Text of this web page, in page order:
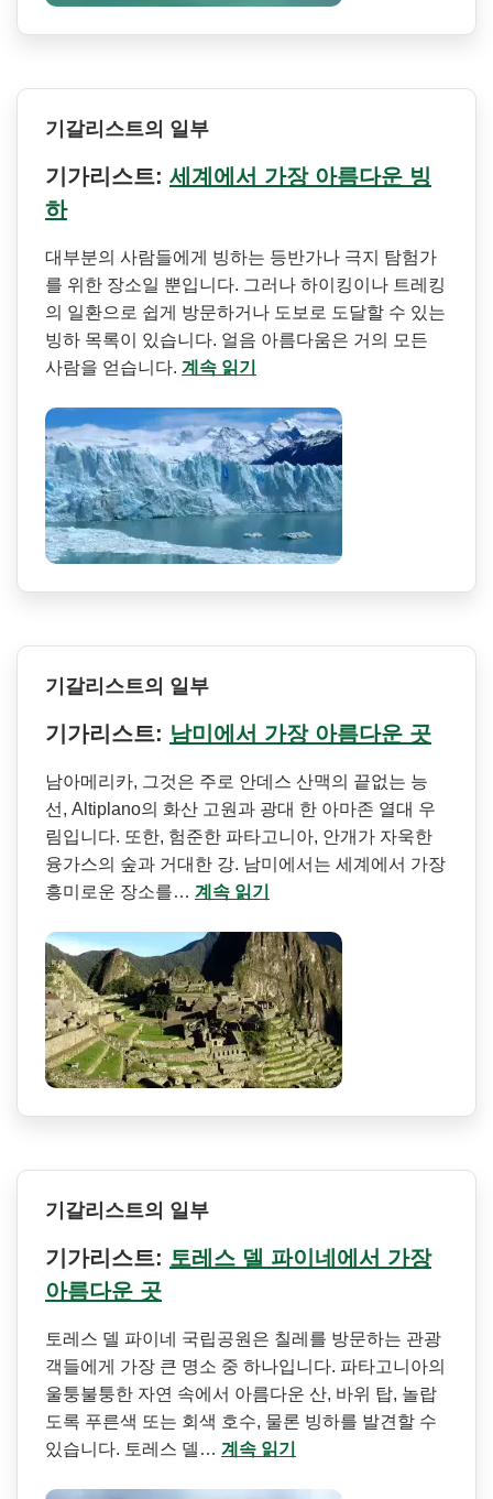
기갈리스트의 일부
기가리스트: 세계에서 가장 아름다운 빙
하
대부분의 사람들에게 빙하는 등반가나 극지 탐험가
를 위한 장소일 뿐입니다. 그러나 하이킹이나 트레킹
의 일환으로 쉽게 방문하거나 도보로 도달할 수 있는
빙하 목록이 있습니다. 얼음 아름다움은 거의 모든
사람을 얻습니다. 계속 읽기
기갈리스트의 일부
기가리스트: 남미에서 가장 아름다운 곳
남아메리카, 그것은 주로 안데스 산맥의 끝없는 능
선, Altiplano의 화산 고원과 광대 한 아마존 열대 우
림입니다. 또한, 험준한 파타고니아, 안개가 자욱한
융가스의 숲과 거대한 강. 남미에서는 세계에서 가장
흥미로운 장소를… 계속 읽기
기갈리스트의 일부
기가리스트: 토레스 델 파이네에서 가장
아름다운 곳
토레스 델 파이네 국립공원은 칠레를 방문하는 관광
객들에게 가장 큰 명소 중 하나입니다. 파타고니아의
울퉁불퉁한 자연 속에서 아름다운 산, 바위 탑, 놀랍
도록 푸른색 또는 회색 호수, 물론 빙하를 발견할 수
있습니다. 토레스 델… 계속 읽기